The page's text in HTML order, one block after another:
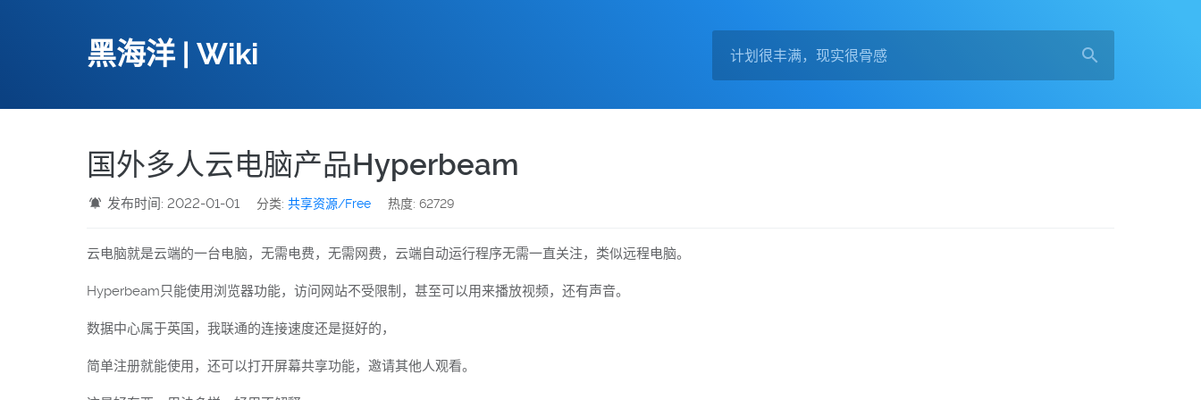
黑海洋 | Wiki
国外多人云电脑产品Hyperbeam
发布时间: 2022-01-01 分类:共享资源/Free 热度: 62729
云电脑就是云端的一台电脑，无需电费，无需网费，云端自动运行程序无需一直关注，类似远程电脑。
Hyperbeam只能使用浏览器功能，访问网站不受限制，甚至可以用来播放视频，还有声音。
数据中心属于英国，我联通的连接速度还是挺好的，
简单注册就能使用，还可以打开屏幕共享功能，邀请其他人观看。